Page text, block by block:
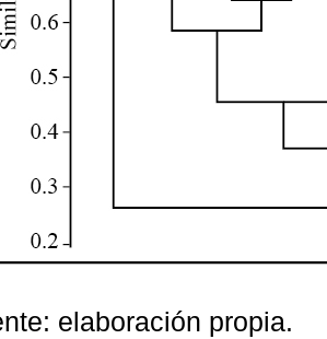
elaboración propia.